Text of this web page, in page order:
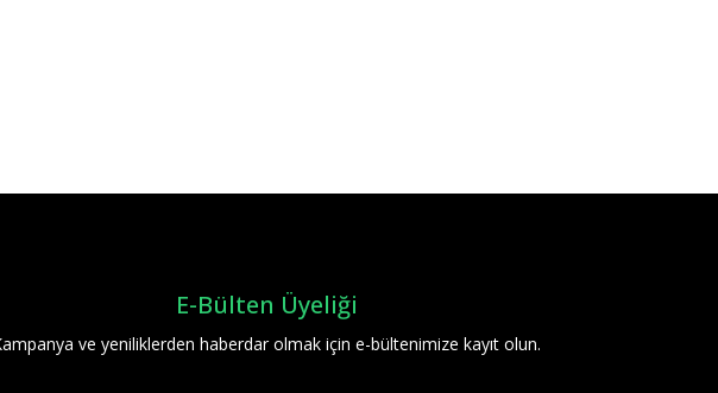
Yorum Yaz
E-Bülten Üyeliği
ve yeniliklerden haberdar olmak için e-bültenimize kayıt olun.